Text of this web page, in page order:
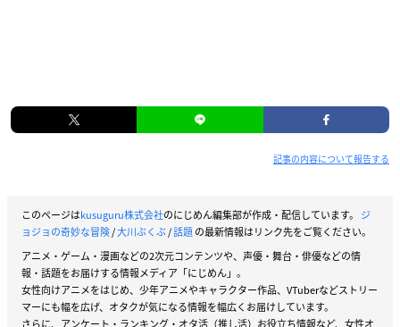
記事の内容について報告する
このページはkusuguru株式会社のにじめん編集部が作成・配信しています。 ジ
ョジョの奇妙な冒険/大川ぶくぶ/話題の最新情報はリンク先をご覧ください。
アニメ・ゲーム・漫画などの2次元コンテンツや、声優・舞台・俳優などの情
報・話題をお届けする情報メディア「にじめん」。
女性向けアニメをはじめ、少年アニメやキャラクター作品、VTuberなどストリー
マーにも幅を広げ、オタクが気になる情報を幅広くお届けしています。